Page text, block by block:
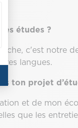
études ?
c'est notre
langues.
ton projet
et de mon
que les